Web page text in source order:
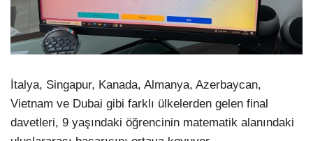
İtalya, Singapur, Kanada, Almanya, Azerbaycan,
Vietnam ve Dubai gibi farklı ülkelerden gelen final
davetleri, 9 yaşındaki öğrencinin matematik alanındaki